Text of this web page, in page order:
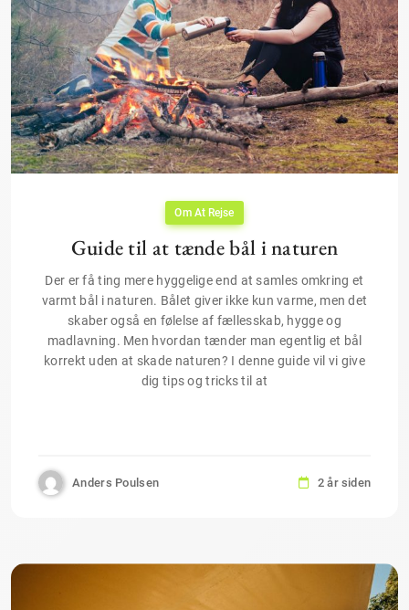
Om At Rejse
Guide til at tænde bål i naturen
Der er få ting mere hyggelige end at samles omkring et
varmt bål i naturen. Bålet giver ikke kun varme, men det
skaber også en følelse af fællesskab, hygge og
madlavning. Men hvordan tænder man egentlig et bål
korrekt uden at skade naturen? I denne guide vil vi give
dig tips og tricks til at
Anders Poulsen 2 år siden